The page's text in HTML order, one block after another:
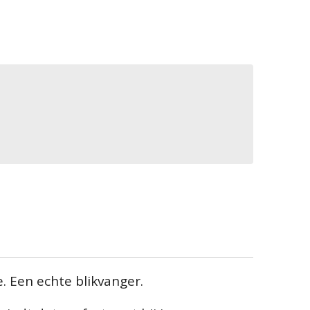
echte blikvanger.